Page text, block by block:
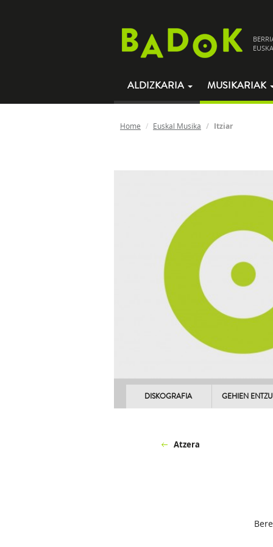
ALDIZKARIA MUSIKARIAK
Home Euskal Musika Itziar
DISKOGRAFIA GEHIEN
Atzera